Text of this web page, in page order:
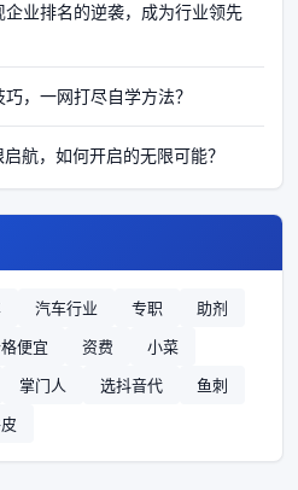
业排名的逆袭，成为行业领先
，一网打尽自学方法？
航，如何开启的无限可能？
汽车行业 专职
助剂
便宜 资费
小菜
掌门人 选抖音代
鱼刺